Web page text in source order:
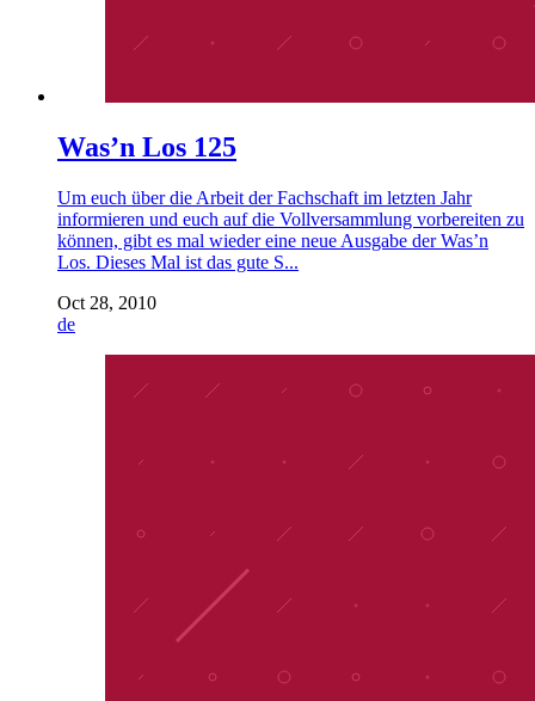
Was’n Los 125
Um euch über die Arbeit der Fachschaft im letzten Jahr
informieren und euch auf die Vollversammlung vorbereiten zu
können, gibt es mal wieder eine neue Ausgabe der Was’n
Los. Dieses Mal ist das gute S...
Oct 28, 2010
de